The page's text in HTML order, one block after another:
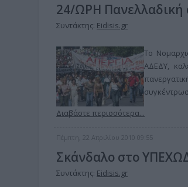
24/ΩΡΗ Πανελλαδική
Συντάκτης: Eidisis.gr
Το
ΑΔΕΔΥ,
Διαβάστε περισσότερα...
Πέμπτη, 22 Απριλίου 2010 09:55
Σκάνδαλο στο
Συντάκτης: Eidisis.gr